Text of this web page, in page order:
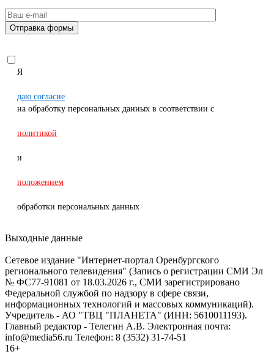
Я
даю согласие
на обработку персональных данных в соответствии с
политикой
и
положением
обработки персональных данных
Выходные данные
Сетевое издание "Интернет-портал Оренбургского
регионального телевидения" (Запись о регистрации СМИ Эл
№ ФС77-91081 от 18.03.2026 г., СМИ зарегистрировано
Федеральной службой по надзору в сфере связи,
информационных технологий и массовых коммуникаций).
Учредитель - АО "ТВЦ "ПЛАНЕТА" (ИНН: 5610011193).
Главный редактор - Телегин А.В. Электронная почта:
info@media56.ru Телефон: 8 (3532) 31-74-51
16+